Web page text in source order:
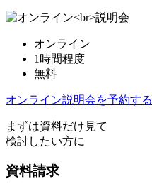
オンライン
1時間程度
無料
オンライン説明会を予約する
まずは資料だけ見て
検討したい方に
資料請求